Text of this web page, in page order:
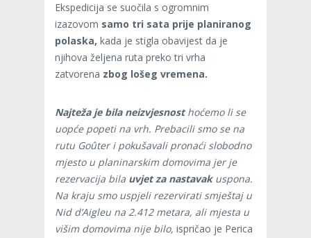
Ekspedicija se suočila s ogromnim
izazovom samo tri sata prije planiranog
polaska, kada je stigla obavijest da je
njihova željena ruta preko tri vrha
zatvorena zbog lošeg vremena.
Najteža je bila neizvjesnosthoćemo li se
uopće popeti na vrh. Prebacili smo se na
rutu Goûter i pokušavali pronaći slobodno
mjesto u planinarskim domovima jer je
rezervacija bila uvjet za nastavakuspona.
Na kraju smo uspjeli rezervirati smještaj u
Nid d’Aigleu na 2.412 metara, ali mjesta u
višim domovima nije bilo, ispričao je Perica